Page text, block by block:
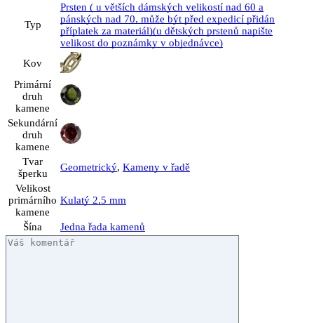
Typ
Prsten ( u větších dámských velikostí nad 60 a
pánských nad 70, může být před expedicí přidán
příplatek za materiál)(u dětských prstenů napište
velikost do poznámky v objednávce)
Kov
Primární
druh
kamene
Sekundární
druh
kamene
Tvar
šperku
Geometrický, Kameny v řadě
Velikost
primárního
kamene
Kulatý 2,5 mm
Šína Jedna řada kamenů